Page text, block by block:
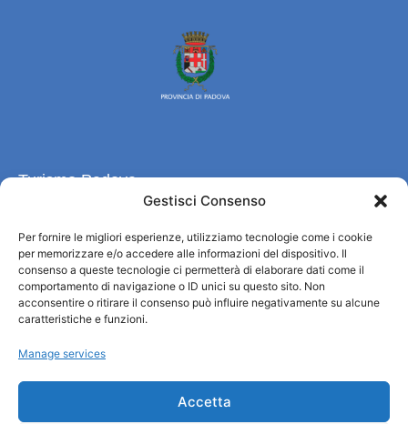
Gestisci Consenso
Per fornire le migliori esperienze, utilizziamo tecnologie come i cookie
per memorizzare e/o accedere alle informazioni del dispositivo. Il
consenso a queste tecnologie ci permetterà di elaborare dati come il
comportamento di navigazione o ID unici su questo sito. Non
acconsentire o ritirare il consenso può influire negativamente su alcune
caratteristiche e funzioni.
Manage services
Accetta
Turismo Padova
INFORMACIÓN TURÍSTICA / IAT
Política de privacidad
Cookie Policy (UE)
Credits
Información